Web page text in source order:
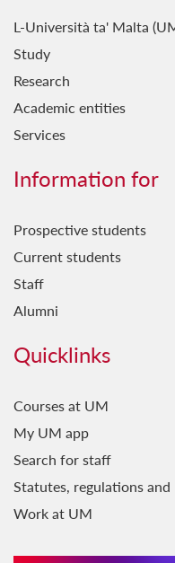
Għal Fejn Illejla?
Għawdxin
Ghażliet
Għerf Missirijietna
Ħamsin u Waħda
Ħsejjes u Stejjer
Il-Baħar fil-
Il-Favorita tar-Re
Il-Ġara Milli Jkollha
Il-Ħabbara
Il-Jien u Lilhinn
Il-Kelma fil-Kant
L-Università ta' Malta
Study
Research
Academic entities
Services
Information for
Prospective students
Current students
Staff
Alumni
Quicklinks
Courses at UM
My UM app
Search for staff
Statutes, regulations
Work at UM